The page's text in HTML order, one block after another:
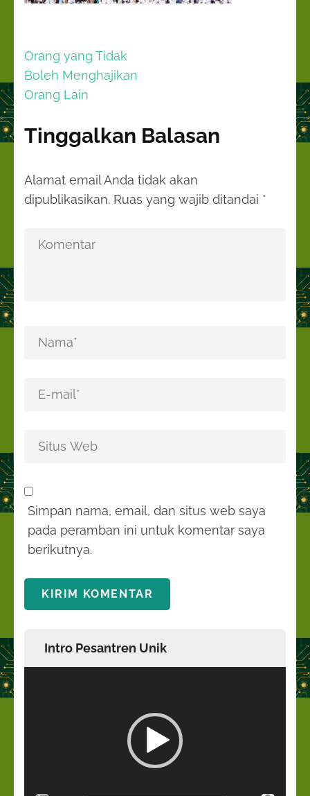
Navigasi
pos
Orang yang Tidak
Boleh Menghajikan
Orang Lain
Tinggalkan Balasan
Alamat email Anda tidak akan
dipublikasikan. Ruas yang wajib ditandai *
Simpan nama, email, dan situs web saya
pada peramban ini untuk komentar saya
berikutnya.
Intro Pesantren Unik